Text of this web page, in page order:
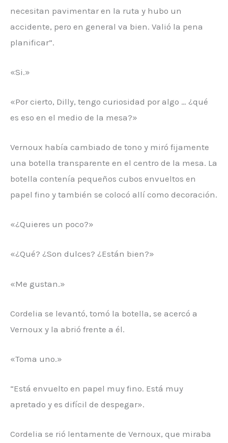
necesitan pavimentar en la ruta y hubo un
accidente, pero en general va bien. Valió la pena
planificar”.
«Si.»
«Por cierto, Dilly, tengo curiosidad por algo … ¿qué
es eso en el medio de la mesa?»
Vernoux había cambiado de tono y miró fijamente
una botella transparente en el centro de la mesa. La
botella contenía pequeños cubos envueltos en
papel fino y también se colocó allí como decoración.
«¿Quieres un poco?»
«¿Qué? ¿Son dulces? ¿Están bien?»
«Me gustan.»
Cordelia se levantó, tomó la botella, se acercó a
Vernoux y la abrió frente a él.
«Toma uno.»
“Está envuelto en papel muy fino. Está muy
apretado y es difícil de despegar».
Cordelia se rió lentamente de Vernoux, que miraba